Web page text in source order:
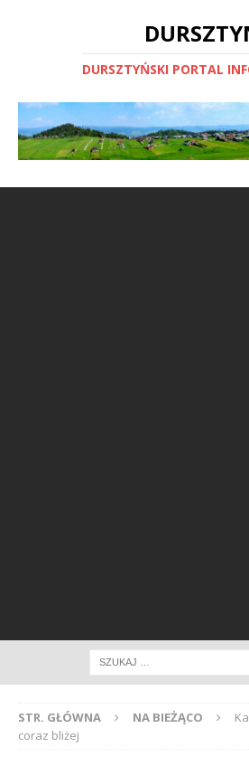
DURSZTYŃSKI PORTAL
STR. GŁÓWNA NA BIEŻĄCO
coraz bliżej